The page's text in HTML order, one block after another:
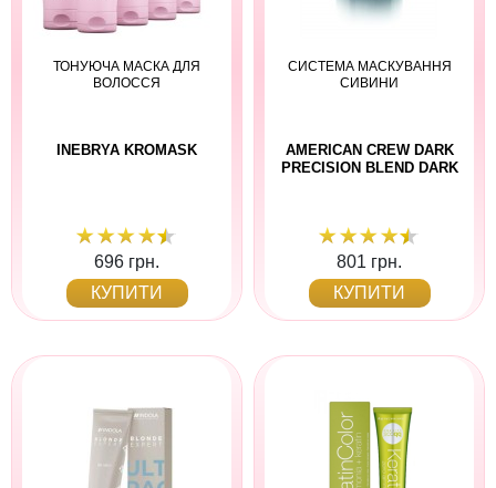
ТОНУЮЧА МАСКА ДЛЯ
ВОЛОССЯ
INEBRYA KROMASK
696 грн.
КУПИТИ
СИСТЕМА МАСКУВАННЯ
СИВИНИ
AMERICAN CREW DARK
PRECISION BLEND DARK
801 грн.
КУПИТИ